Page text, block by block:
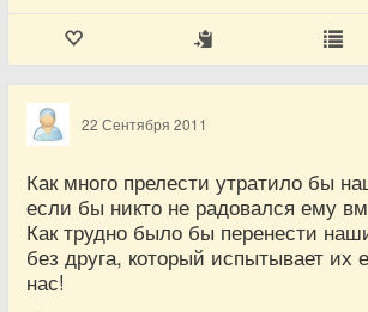
22 Сентября 2011
Как много прелести утратило бы
если бы никто не радовался ему
Как трудно было бы перенести
без друга, который испытывает их
нас!